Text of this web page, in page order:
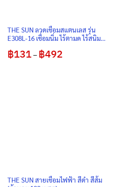
THE SUN ลวดเชื่อมสแตนเลส รุ่น
E308L-16 เชื่อมนิ่ม ไร้ตามด ไร้สนิม
฿131– ฿492Price
range:
THE SUN สายเชื่อมไฟฟ้า สีดำ สีส้ม